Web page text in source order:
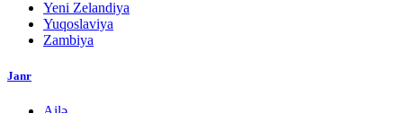
Yeni Zelandiya
Yuqoslaviya
Zambiya
Janr